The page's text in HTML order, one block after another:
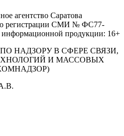
агентство Саратова
регистрации СМИ № ФС77-
информационной продукции: 16+
НАДЗОРУ В СФЕРЕ СВЯЗИ,
И МАССОВЫХ